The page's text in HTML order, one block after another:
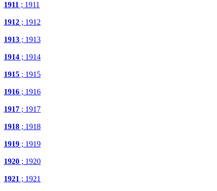
1911 ; 1911
1912 ; 1912
1913 ; 1913
1914 ; 1914
1915 ; 1915
1916 ; 1916
1917 ; 1917
1918 ; 1918
1919 ; 1919
1920 ; 1920
1921 ; 1921